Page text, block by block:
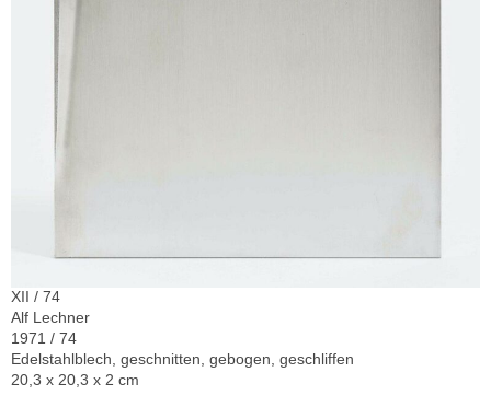
XII / 74
Alf Lechner
1971 / 74
Edelstahlblech, geschnitten, gebogen, geschliffen
20,3 x 20,3 x 2 cm